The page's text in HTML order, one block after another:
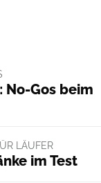
No-Gos beim
LÄUFER
im Test